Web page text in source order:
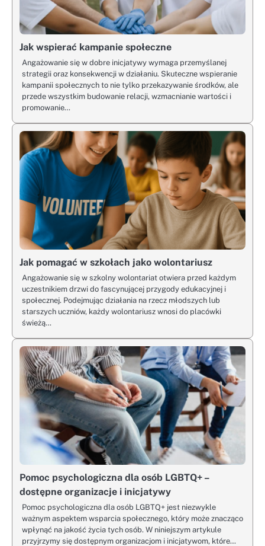
Jak wspierać kampanie społeczne
Angażowanie się w dobre inicjatywy wymaga przemyślanej
strategii oraz konsekwencji w działaniu. Skuteczne wspieranie
kampanii społecznych to nie tylko przekazywanie środków, ale
przede wszystkim budowanie relacji, wzmacnianie wartości i
promowanie…
Jak pomagać w szkołach jako wolontariusz
Angażowanie się w szkolny wolontariat otwiera przed każdym
uczestnikiem drzwi do fascynującej przygody edukacyjnej i
społecznej. Podejmując działania na rzecz młodszych lub
starszych uczniów, każdy wolontariusz wnosi do placówki
świeżą…
Pomoc psychologiczna dla osób LGBTQ+ –
dostępne organizacje i inicjatywy
Pomoc psychologiczna dla osób LGBTQ+ jest niezwykle
ważnym aspektem wsparcia społecznego, który może znacząco
wpłynąć na jakość życia tych osób. W niniejszym artykule
przyjrzymy się dostępnym organizacjom i inicjatywom, które…